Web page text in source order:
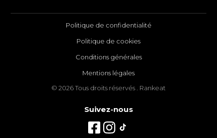
Politique de confidentialité
Politique de cookies
Conditions générales
Mentions légales
© 2026 Tous droits réservés . Rankeat
Suivez-nous